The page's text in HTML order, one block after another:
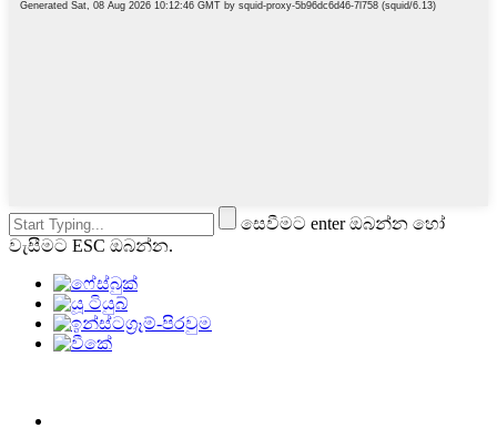
සෙවීමට enter ඔබන්න හෝ
වැසීමට ESC ඔබන්න.